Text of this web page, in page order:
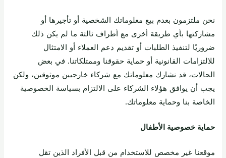
نحن ملتزمون بعدم بيع معلوماتك الشخصية أو تأجيرها أو
مشاركتها بأي طريقة أخرى مع أطراف ثالثة ما لم يكن ذلك
ضروريًا لتنفيذ الطلبات أو تقديم دعم العملاء أو الامتثال
للالتزامات القانونية أو حماية حقوقنا وممتلكاتنا. في بعض
الحالات، قد نشارك معلوماتك مع شركاء خارجيين موثوقين، ولكن
يجب أن يوافق هؤلاء الشركاء على الالتزام بسياسة الخصوصية
الخاصة بنا وحماية معلوماتك.
حماية خصوصية الأطفال
موقعنا غير مخصص للاستخدام من قبل الأفراد الذين تقل